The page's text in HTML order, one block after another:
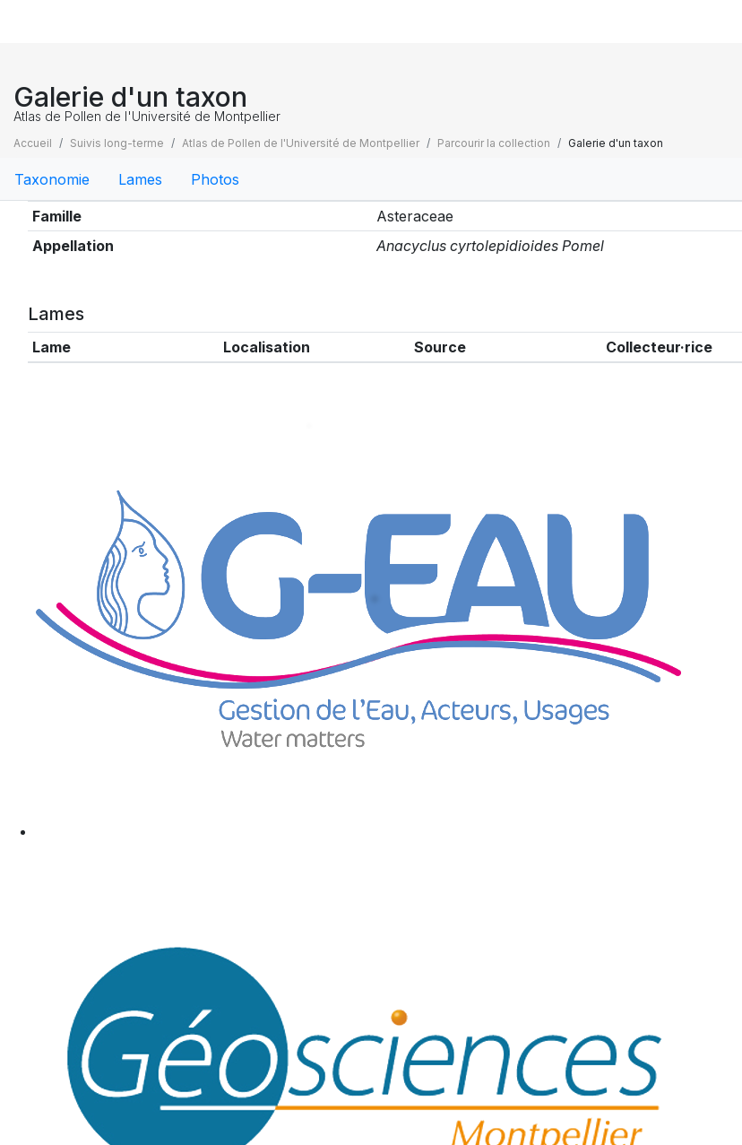
Galerie d'un taxon
Atlas de Pollen de l'Université de Montpellier
Accueil Suivis long-terme Atlas de Pollen de l'Université de Montpellier Parcourir la collection Galerie d'un taxon
Taxonomie Lames Photos
Taxonomie
Famille
Asteraceae
Appellation
Anacyclus cyrtolepidioides Pomel
Lames
Lame Localisation Source Collecteur·rice